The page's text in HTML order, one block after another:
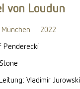
von Loudun
München 2022
Penderecki
Vladimir Jurowski